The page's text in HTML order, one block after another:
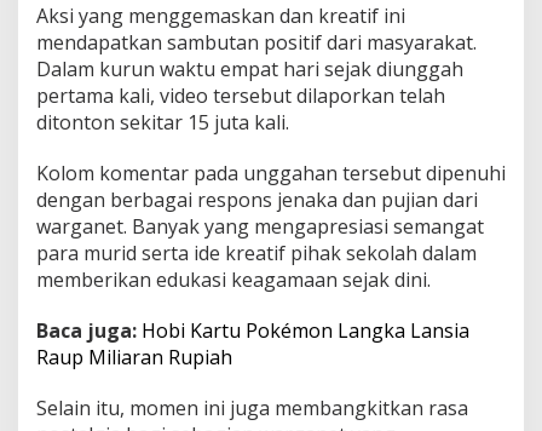
Aksi yang menggemaskan dan kreatif ini
mendapatkan sambutan positif dari masyarakat.
Dalam kurun waktu empat hari sejak diunggah
pertama kali, video tersebut dilaporkan telah
ditonton sekitar 15 juta kali.
Kolom komentar pada unggahan tersebut dipenuhi
dengan berbagai respons jenaka dan pujian dari
warganet. Banyak yang mengapresiasi semangat
para murid serta ide kreatif pihak sekolah dalam
memberikan edukasi keagamaan sejak dini.
Baca juga: Hobi Kartu Pokémon Langka Lansia
Raup Miliaran Rupiah
Selain itu, momen ini juga membangkitkan rasa